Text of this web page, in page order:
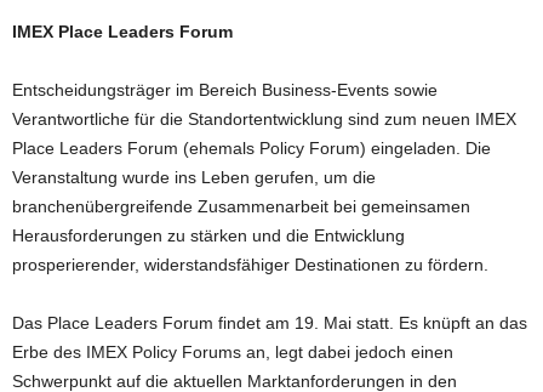
IMEX Place Leaders Forum
Entscheidungsträger im Bereich Business-Events sowie
Verantwortliche für die Standortentwicklung sind zum neuen IMEX
Place Leaders Forum (ehemals Policy Forum) eingeladen. Die
Veranstaltung wurde ins Leben gerufen, um die
branchenübergreifende Zusammenarbeit bei gemeinsamen
Herausforderungen zu stärken und die Entwicklung
prosperierender, widerstandsfähiger Destinationen zu fördern.
Das Place Leaders Forum findet am 19. Mai statt. Es knüpft an das
Erbe des IMEX Policy Forums an, legt dabei jedoch einen
Schwerpunkt auf die aktuellen Marktanforderungen in den